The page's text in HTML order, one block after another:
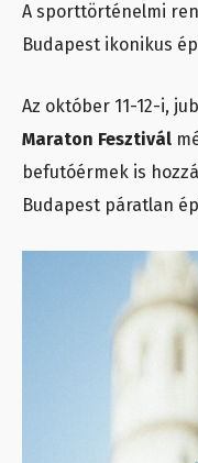
A sporttörténelmi
Budapest ikonikus
Az október 11-12-i,
Maraton Fesztivál
befutóérmek is
Budapest páratlan